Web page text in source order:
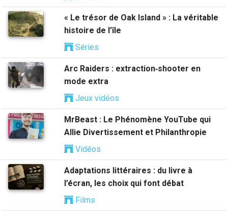
« Le trésor de Oak Island » : La véritable
histoire de l’île
Séries
Arc Raiders : extraction‑shooter en
mode extra
Jeux vidéos
MrBeast : Le Phénomène YouTube qui
Allie Divertissement et Philanthropie
Vidéos
Adaptations littéraires : du livre à
l’écran, les choix qui font débat
Films